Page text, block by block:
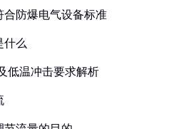
合防爆电气设备标准
什么
低温冲击要求解析